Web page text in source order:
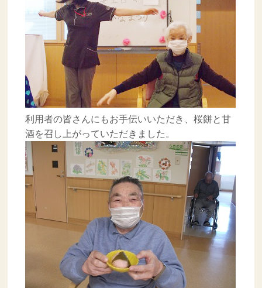
利用者の皆さんにもお手伝いいただき、桜餅と甘
酒を召し上がっていただきました。